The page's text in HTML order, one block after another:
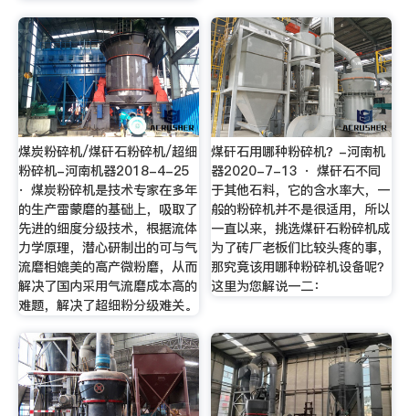
煤炭粉碎机/煤矸石粉碎机/超细
粉碎机-河南机器2018-4-25
· 煤炭粉碎机是技术专家在多年
的生产雷蒙磨的基础上，吸取了
先进的细度分级技术，根据流体
力学原理，潜心研制出的可与气
流磨相媲美的高产微粉磨，从而
解决了国内采用气流磨成本高的
难题，解决了超细粉分级难关。
煤矸石用哪种粉碎机？-河南机
器2020-7-13 · 煤矸石不同
于其他石料，它的含水率大，一
般的粉碎机并不是很适用，所以
一直以来，挑选煤矸石粉碎机成
为了砖厂老板们比较头疼的事，
那究竟该用哪种粉碎机设备呢？
这里为您解说一二：